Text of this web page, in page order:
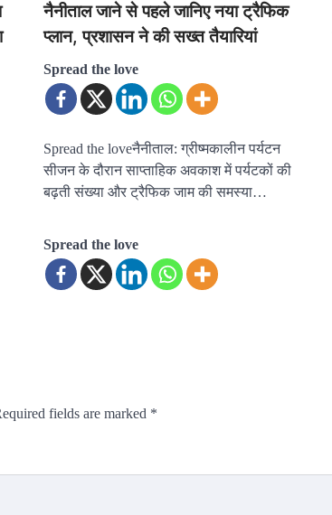
नैनीताल जाने से पहले जानिए नया ट्रैफिक
प्लान, प्रशासन ने की सख्त तैयारियां
Spread the love
Spread the loveनैनीताल: ग्रीष्मकालीन पर्यटन
सीजन के दौरान साप्ताहिक अवकाश में पर्यटकों की
बढ़ती संख्या और ट्रैफिक जाम की समस्या…
Spread the love
fields are marked *